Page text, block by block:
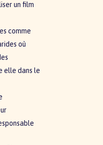
un film
comme
où
elle dans le